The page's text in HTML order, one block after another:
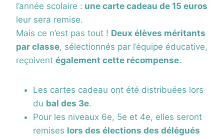
l’année scolaire : une carte cadeau de 15 euros
leur sera remise.
Mais ce n’est pas tout ! Deux élèves méritants
par classe, sélectionnés par l’équipe éducative,
reçoivent également cette récompense.
Les cartes cadeau ont été distribuées lors
du bal des 3e.
Pour les niveaux 6e, 5e et 4e, elles seront
remises lors des élections des délégués